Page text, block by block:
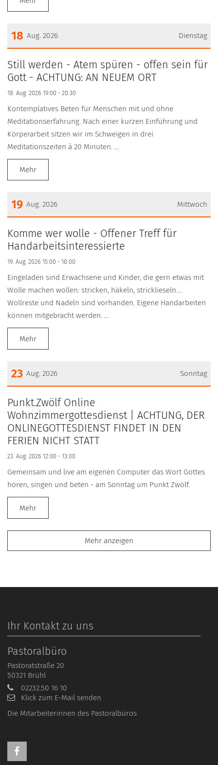
Dienstag
18 Aug. 2026
Datum: 18. August 2026
Still werden - Atem spüren - offen sein für
Gott - ACHTUNG: AN NEUEM ORT
18. Aug. 2026 19:00 - 20:30
Kontemplatives Beten für Menschen mit und ohne
Meditationserfahrung. Nach einer kurzen Einführung und
Körperarbeit sitzen wir im Schweigen in drei
Meditationszeiten à 20 Minuten. ...
Mehr
Mittwoch
19 Aug. 2026
Datum: 19. August 2026
Komme wer wolle - Offener Treff für
Handarbeitsinteressierte
19. Aug. 2026 15:00 - 18:00
Eingeladen sind Erwachsene und Kinder, die gern etwas mit
Wolle machen wollen: stricken, häkeln, stricklieseln….
Wollreste und Nadeln sind vorhanden. Eigene Handarbeiten
können mitgebracht werden. ...
Mehr
Sonntag
23 Aug. 2026
Datum: 23. August 2026
Punkt.Zwölf Online
Wohnzimmergottesdienst | ACHTUNG, DER
ONLINEGOTTESDIENST FINDET IN DEN
FERIEN NICHT STATT
23. Aug. 2026 12:00 - 13:00
Gemeinsam und live am eigenen Computer das Wort Gottes
hören, singen und beten - am Sonntag um Punkt Zwölf.
Mehr
Mehr anzeigen
Ihr Kontakt zu uns
Pastoralbüro
Pastoratstraße 20
50321 Brühl
02232.50 16 10
Klick zum E-Mail senden
Die Mitarbeiterinnen des Pastoralbüros